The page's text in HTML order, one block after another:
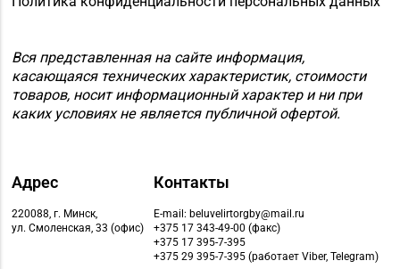
Вся представленная на сайте информация,
касающаяся технических характеристик, стоимости
товаров, носит информационный характер и ни при
каких условиях не является публичной офертой.
Адрес
220088, г. Минск,
ул. Смоленская, 33 (офис)
Контакты
E-mail: beluvelirtorgby@mail.ru
+375 17 343-49-00 (факс)
+375 17 395-7-395
+375 29 395-7-395 (работает Viber, Telegram)